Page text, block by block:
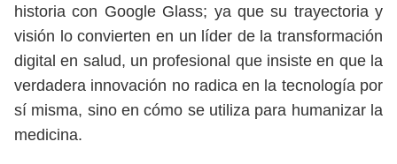
historia con Google Glass; ya que su trayectoria y
visión lo convierten en un líder de la transformación
digital en salud, un profesional que insiste en que la
verdadera innovación no radica en la tecnología por
sí misma, sino en cómo se utiliza para humanizar la
medicina.